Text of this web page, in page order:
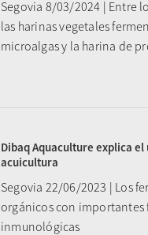
Segovia 8/03/2024 | Entre
las harinas vegetales
microalgas y la harina de
Dibaq Aquaculture explica
acuicultura
Segovia 22/06/2023 | Los
orgánicos con
inmunológicas